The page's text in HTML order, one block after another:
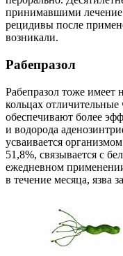
принимавшими лечение
рецидивы после
возникали.
Рабепразол
Рабепразол тоже
кольцах
обеспечивают более
и водорода
усваивается
51,8%, связывается с
ежедневном
в течение месяца, язва